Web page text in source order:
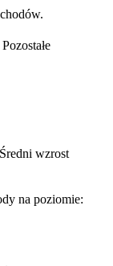
Pozostałe
Średni wzrost
na poziomie: